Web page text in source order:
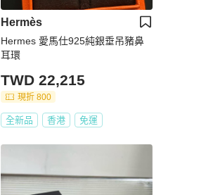
Hermès
Hermes 愛馬仕925純銀垂吊豬鼻
耳環
TWD 22,215
現折 800
全新品 香港 免運